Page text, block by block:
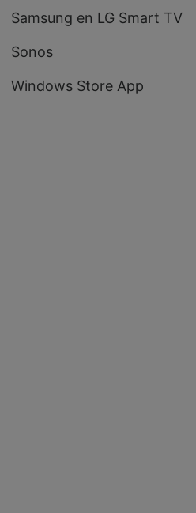
Samsung en LG Smart TV
Sonos
Windows Store App